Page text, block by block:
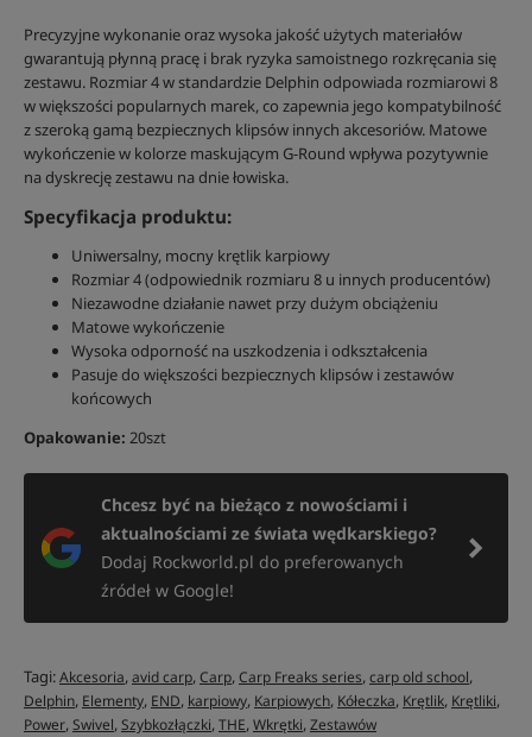
Precyzyjne wykonanie oraz wysoka jakość użytych materiałów
gwarantują płynną pracę i brak ryzyka samoistnego rozkręcania się
zestawu. Rozmiar 4 w standardzie Delphin odpowiada rozmiarowi 8
w większości popularnych marek, co zapewnia jego kompatybilność
z szeroką gamą bezpiecznych klipsów innych akcesoriów. Matowe
wykończenie w kolorze maskującym G-Round wpływa pozytywnie
na dyskrecję zestawu na dnie łowiska.
Specyfikacja produktu:
Uniwersalny, mocny krętlik karpiowy
Rozmiar 4 (odpowiednik rozmiaru 8 u innych producentów)
Niezawodne działanie nawet przy dużym obciążeniu
Matowe wykończenie
Wysoka odporność na uszkodzenia i odkształcenia
Pasuje do większości bezpiecznych klipsów i zestawów
końcowych
Opakowanie: 20szt
Chcesz być na bieżąco z nowościami i
aktualnościami ze świata wędkarskiego?
Dodaj Rockworld.pl do preferowanych
źródeł w Google!
Tagi:Akcesoria,avid carp,Carp,Carp Freaks series,carp old school,
Delphin, Elementy, END, karpiowy, Karpiowych, Kółeczka, Krętlik, Krętliki,
Power,Swivel,Szybkozłączki,THE,Wkrętki,Zestawów